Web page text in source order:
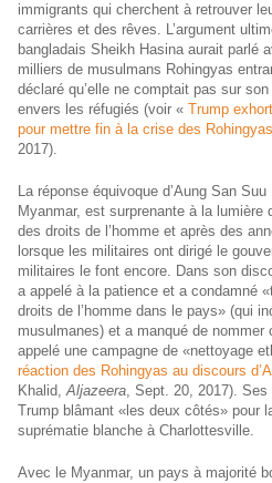
immigrants qui cherchent à retrouver
carrières et des rêves. L’argument
bangladais Sheikh Hasina aurait parlé
milliers de musulmans Rohingyas
déclaré qu’elle ne comptait pas sur
envers les réfugiés (voir « Trump
pour mettre fin à la crise des Rohingyas
2017).
La réponse équivoque d’Aung San
Myanmar, est surprenante à la lumière
des droits de l’homme et après des
lorsque les militaires ont dirigé le
militaires le font encore. Dans son
a appelé à la patience et a condamné
droits de l’homme dans le pays» (qui
musulmanes) et a manqué de nommer
appelé une campagne de «nettoyage
réaction des Rohingyas au discours
Khalid, Aljazeera, Sept. 20, 2017).
Trump blâmant «les deux côtés» pour
suprématie blanche à Charlottesville.
Avec le Myanmar, un pays à majorité